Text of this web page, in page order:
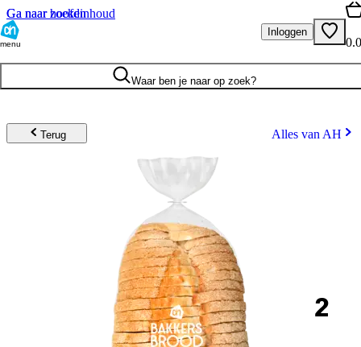
Ga naar hoofdinhoud
Ga naar zoeken
menu
Inloggen
Waar ben je naar op zoek?
Terug Alles van AH
2